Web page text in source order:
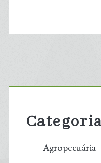
Primary
Sidebar
Agropecuária